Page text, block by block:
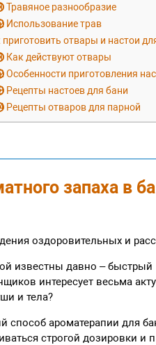
Травяное разнообразие
Использование трав
отвары и настои
Как действуют отвары
Особенности приготовления
Рецепты настоев для бани
Рецепты отваров для парной
запаха в
оздоровительных и
известны давно –
интересует весьма
и тела?
способ ароматерапии для
строгой дозировки и